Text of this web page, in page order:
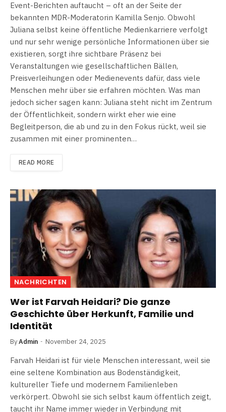
Event-Berichten auftaucht – oft an der Seite der
bekannten MDR-Moderatorin Kamilla Senjo. Obwohl
Juliana selbst keine öffentliche Medienkarriere verfolgt
und nur sehr wenige persönliche Informationen über sie
existieren, sorgt ihre sichtbare Präsenz bei
Veranstaltungen wie gesellschaftlichen Bällen,
Preisverleihungen oder Medienevents dafür, dass viele
Menschen mehr über sie erfahren möchten. Was man
jedoch sicher sagen kann: Juliana steht nicht im Zentrum
der Öffentlichkeit, sondern wirkt eher wie eine
Begleitperson, die ab und zu in den Fokus rückt, weil sie
zusammen mit einer prominenten…
READ MORE
NACHRICHTEN
Wer ist Farvah Heidari? Die ganze
Geschichte über Herkunft, Familie und
Identität
ByAdmin November 24, 2025
Farvah Heidari ist für viele Menschen interessant, weil sie
eine seltene Kombination aus Bodenständigkeit,
kultureller Tiefe und modernem Familienleben
verkörpert. Obwohl sie sich selbst kaum öffentlich zeigt,
taucht ihr Name immer wieder in Verbindung mit